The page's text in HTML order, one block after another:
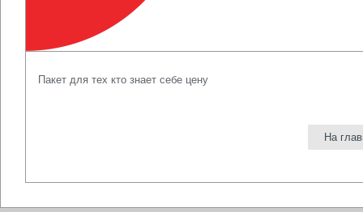
Пакет для тех кто знает себе цену